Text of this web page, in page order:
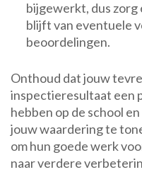
bijgewerkt, dus zorg
blijft van eventuele
beoordelingen.
Onthoud dat jouw
inspectieresultaat een
hebben op de school
jouw waardering te
om hun goede werk
naar verdere